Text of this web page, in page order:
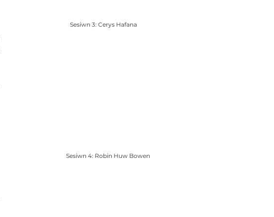
Sesiwn 3: Cerys Hafana
Sesiwn 4: Robin Huw Bowen